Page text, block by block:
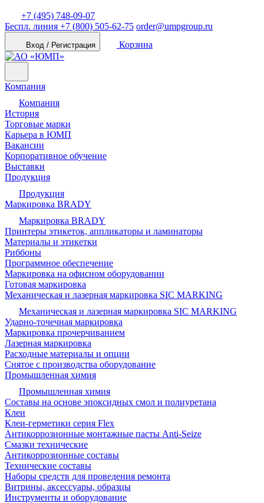
+7 (495) 748-09-07
Беспл. линия +7 (800) 505-62-75 order@umpgroup.ru
Вход / Регистрация Корзина
Компания
Компания
История
Торговые марки
Карьера в ЮМП
Вакансии
Корпоративное обучение
Выставки
Продукция
Продукция
Маркировка BRADY
Маркировка BRADY
Принтеры этикеток, аппликаторы и ламинаторы
Материалы и этикетки
Риббоны
Программное обеспечение
Маркировка на офисном оборудовании
Готовая маркировка
Механическая и лазерная маркировка SIC MARKING
Механическая и лазерная маркировка SIC MARKING
Ударно-точечная маркировка
Маркировка прочерчиванием
Лазерная маркировка
Расходные материалы и опции
Снятое с производства оборудование
Промышленная химия
Промышленная химия
Составы на основе эпоксидных смол и полиуретана
Клеи
Клеи-герметики серия Flex
Антикоррозионные монтажные пасты Anti-Seize
Смазки технические
Антикоррозионные составы
Технические составы
Наборы средств для проведения ремонта
Витрины, аксессуары, образцы
Инструменты и оборудование